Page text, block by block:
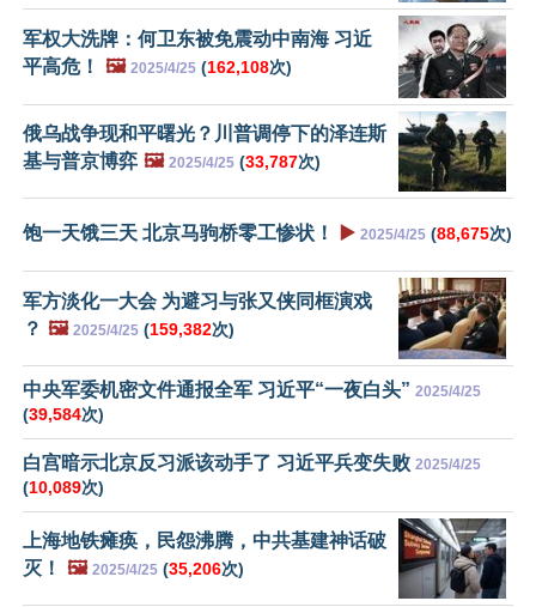
军权大洗牌：何卫东被免震动中南海 习近
平高危！
🖼️ 2025/4/25 (162,108次)
俄乌战争现和平曙光？川普调停下的泽连斯
基与普京博弈 🖼️ 2025/4/25 (33,787次)
饱一天饿三天 北京马驹桥零工惨状！ ▶️ 2025/4/25 (88,675次)
军方淡化一大会 为避习与张又侠同框演戏
？ 🖼️ 2025/4/25 (159,382次)
中央军委机密文件通报全军 习近平“一夜白头” 2025/4/25
(39,584次)
白宫暗示北京反习派该动手了 习近平兵变失败 2025/4/25
(10,089次)
上海地铁瘫痪，民怨沸腾，中共基建神话破
灭！
🖼️ 2025/4/25 (35,206次)